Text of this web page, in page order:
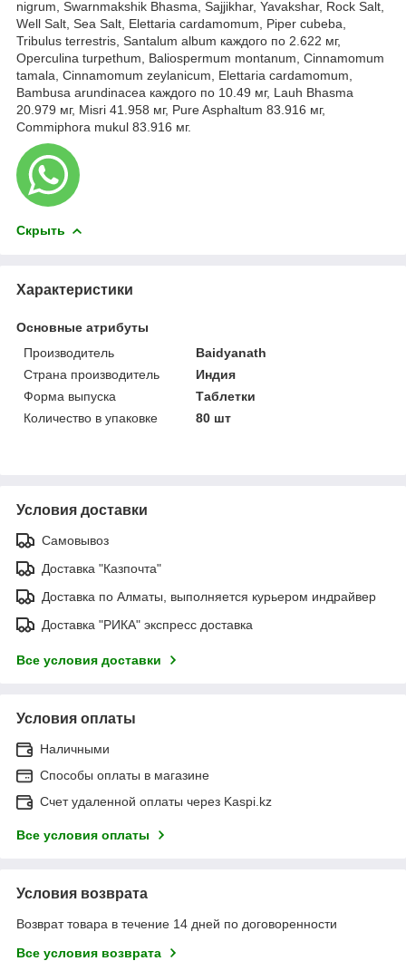
nigrum, Swarnmakshik Bhasma, Sajjikhar, Yavakshar, Rock Salt,
Well Salt, Sea Salt, Elettaria cardamomum, Piper cubeba,
Tribulus terrestris, Santalum album каждого по 2.622 мг,
Operculina turpethum, Baliospermum montanum, Cinnamomum
tamala, Cinnamomum zeylanicum, Elettaria cardamomum,
Bambusa arundinacea каждого по 10.49 мг, Lauh Bhasma
20.979 мг, Misri 41.958 мг, Pure Asphaltum 83.916 мг,
Commiphora mukul 83.916 мг.
Скрыть
Характеристики
Основные атрибуты
Производитель
Baidyanath
Страна производитель
Индия
Форма выпуска
Таблетки
Количество в упаковке
80 шт
Условия доставки
Самовывоз
Доставка "Казпочта"
Доставка по Алматы, выполняется курьером индрайвер
Доставка "РИКА" экспресс доставка
Все условия доставки
Условия оплаты
Наличными
Способы оплаты в магазине
Счет удаленной оплаты через Kaspi.kz
Все условия оплаты
Условия возврата
Возврат товара в течение 14 дней по договоренности
Все условия возврата